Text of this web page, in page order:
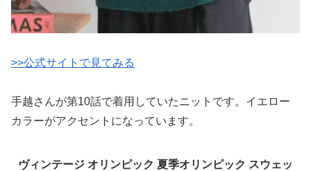
>>公式サイトで見てみる
手越さんが第10話で着用していたニットです。イエロー
カラーがアクセントになっています。
ヴィンテージ オリンピック 夏季オリンピック スウェッ